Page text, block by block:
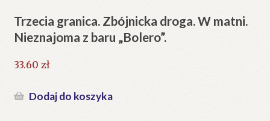
Trzecia granica. Zbójnicka droga. W matni.
Nieznajoma z baru „Bolero”.
33.60 zł
Dodaj do koszyka